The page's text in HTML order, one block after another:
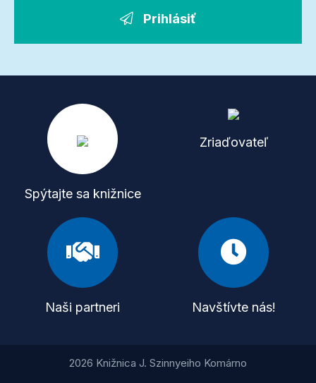
Prihlásiť
Spýtajte sa knižnice
Zriaďovateľ
Naši partneri Navštívte nás!
2026 Knižnica J. Szinnyeiho Komárno